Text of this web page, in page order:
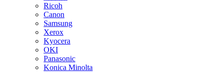
Ricoh
Canon
Samsung
Xerox
Kyocera
OKI
Panasonic
Konica Minolta